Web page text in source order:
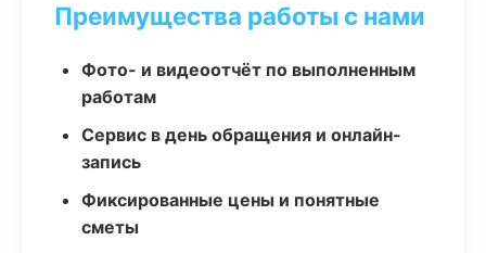
Преимущества работы с нами
Фото- и видеоотчёт по выполненным
работам
Сервис в день обращения и онлайн-
запись
Фиксированные цены и понятные
сметы